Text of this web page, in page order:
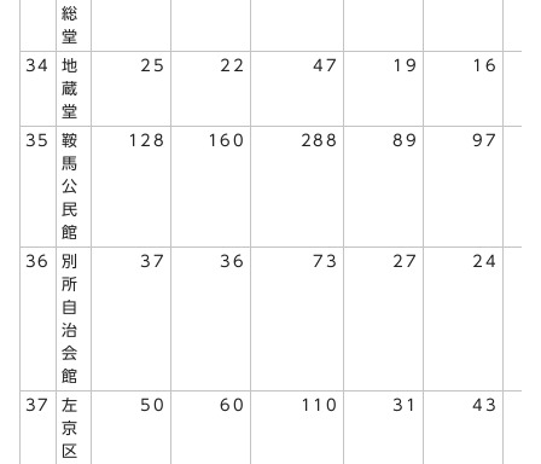
総
堂
34
地
蔵
堂
25 22 47 19 16
35
鞍
馬
公
民
館
128 160 288 89 97
36
別
所
自
治
会
館
37 36 73 27 24
37
左
京
区
50 60 110 31 43